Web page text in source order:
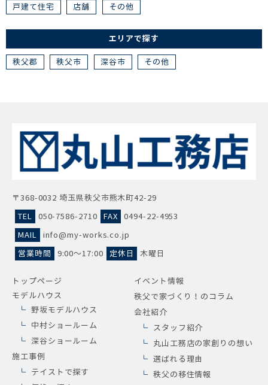
戸建て住宅 店舗 その他
エリアで探す
秩父郡 秩父市 深谷市 その他
〒368-0032 埼玉県秩父市熊木町42-29
TEL
050-7586-2710 FAX
0494-22-4953
MAIL
info@my-works.co.jp
営業時間
9:00～17:00 定休日 木曜日
トップページ
モデルハウス
野坂モデルハウス
中村ショールーム
深谷ショールーム
施工事例
テイストで探す
イベント情報
秩父で家づくり！のコラム
会社紹介
スタッフ紹介
丸山工務店の家創りの想い
選ばれる理由
秩父の移住情報